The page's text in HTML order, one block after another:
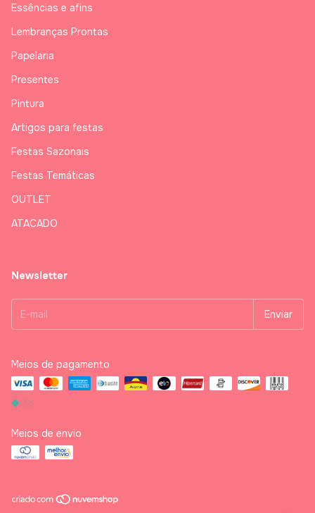
Essências e afins
Lembranças Prontas
Papelaria
Presentes
Pintura
Artigos para festas
Festas Sazonais
Festas Temáticas
OUTLET
ATACADO
Newsletter
Meios de pagamento
Meios de envio